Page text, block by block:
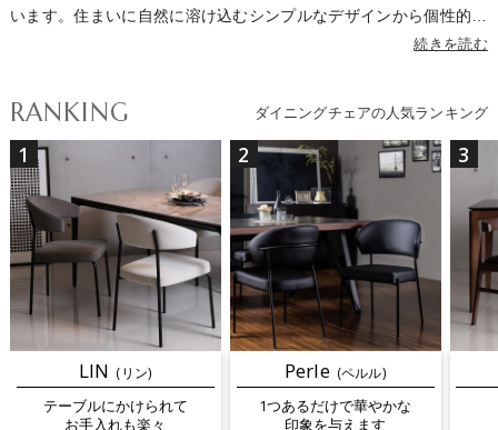
います。住まいに自然に溶け込むシンプルなデザインから個性的で
おしゃれなデザインまで幅広くラインナップ。素材はモダンインテ
ます。カラーはブラック・ホワイト・グレーなどのモノトーンか
ら、グリーン・レッド・ブルー・イエローなど空間のアクセントに
なる色まで揃っています。座面のクッション性、背もたれの高さ、
肘掛けの有無などによって座り心地が変わり、昇降や回転などの機
能を備えたモデルは食卓だけでなくデスクワークにも最適です。さ
らに最近人気のテーブルにチェアを引っ掛けてお手入れが楽になる
ルンバブルチェアも続々入荷中。多彩なダイニングチェアから、理
想の一脚を見つけてください。
続きを読む
RANKING ダイニングチェアの人気ランキング
1
LIN (リン)
テーブルにかけられて
お手入れも楽々
2
Perle (ペルル)
1つあるだけで華やかな
印象を与えます
3